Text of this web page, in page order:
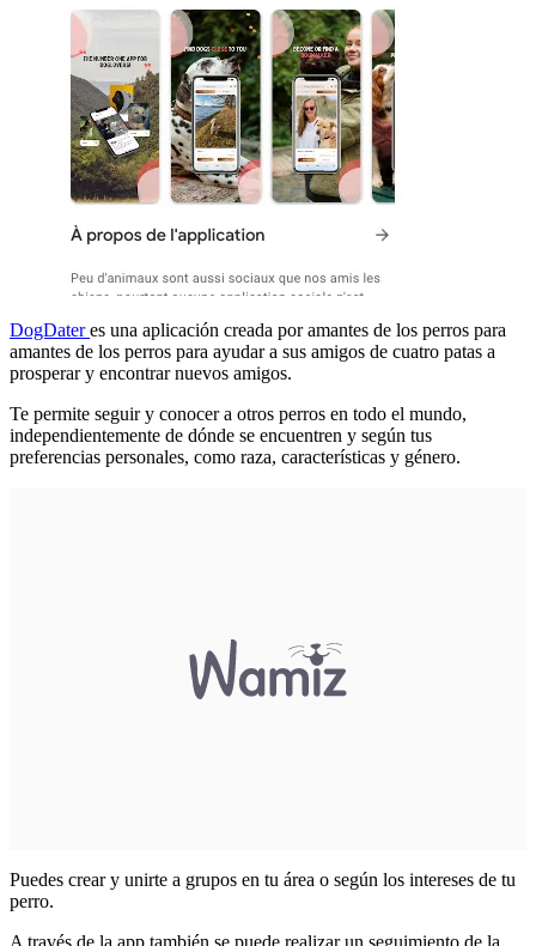
DogDateres una aplicación creada por amantes de los perros para
amantes de los perros para ayudar a sus amigos de cuatro patas a
prosperar y encontrar nuevos amigos.
Te permite seguir y conocer a otros perros en todo el mundo,
independientemente de dónde se encuentren y según tus
preferencias personales, como raza, características y género.
Puedes crear y unirte a grupos en tu área o según los intereses de tu
perro.